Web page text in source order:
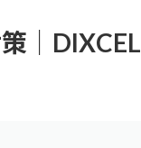
｜